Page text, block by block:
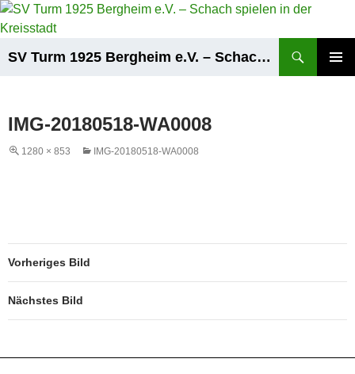
Zum
Inhalt
SV Turm 1925 Bergheim e.V. – Schach spielen in der Kreisstadt
IMG-20180518-WA0008
1280 × 853 IMG-20180518-WA0008
Vorheriges Bild
Nächstes Bild